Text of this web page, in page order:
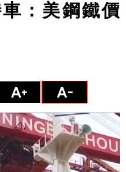
：美鋼鐵價